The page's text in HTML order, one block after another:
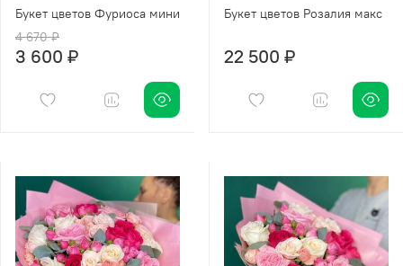
Букет цветов Фуриоса мини
4 670 ₽
3 600 ₽
Букет цветов Розалия макс
22 500 ₽